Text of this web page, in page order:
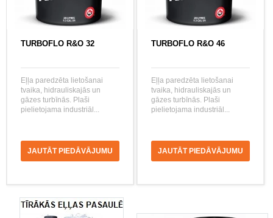
TURBOFLO R&O 32
Eļļa paredzēta lietošanai
tvaika, hidrauliskajās un
gāzes turbīnās. Plaši
pielietojama industriāl...
JAUTĀT PIEDĀVĀJUMU
TURBOFLO R&O 46
Eļļa paredzēta lietošanai
tvaika, hidrauliskajās un
gāzes turbīnās. Plaši
pielietojama industriāl...
JAUTĀT PIEDĀVĀJUMU